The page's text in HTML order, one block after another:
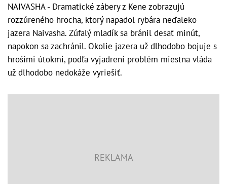
NAIVASHA - Dramatické zábery z Kene zobrazujú
rozzúreného hrocha, ktorý napadol rybára neďaleko
jazera Naivasha. Zúfalý mladík sa bránil desať minút,
napokon sa zachránil. Okolie jazera už dlhodobo bojuje s
hrošími útokmi, podľa vyjadrení problém miestna vláda
už dlhodobo nedokáže vyriešiť.